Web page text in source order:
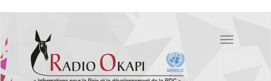
contenu
principal
Toggle